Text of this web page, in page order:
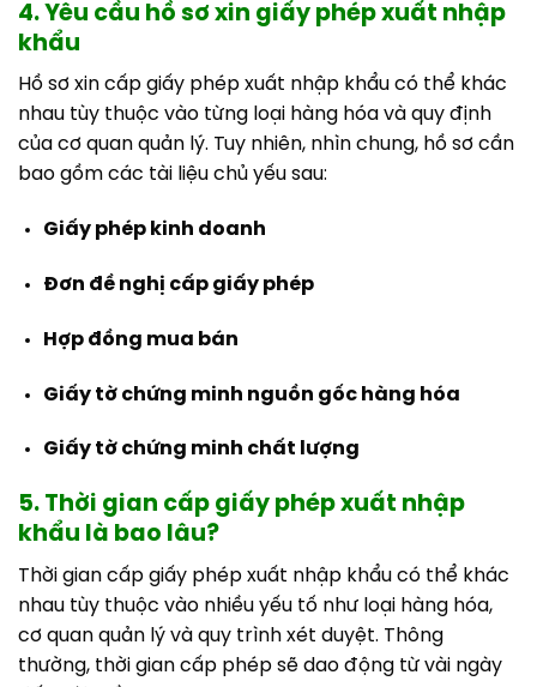
4. Yêu cầu hồ sơ xin giấy phép xuất nhập
khẩu
Hồ sơ xin cấp giấy phép xuất nhập khẩu có thể khác
nhau tùy thuộc vào từng loại hàng hóa và quy định
của cơ quan quản lý. Tuy nhiên, nhìn chung, hồ sơ cần
bao gồm các tài liệu chủ yếu sau:
Giấy phép kinh doanh
Đơn đề nghị cấp giấy phép
Hợp đồng mua bán
Giấy tờ chứng minh nguồn gốc hàng hóa
Giấy tờ chứng minh chất lượng
5. Thời gian cấp giấy phép xuất nhập
khẩu là bao lâu?
Thời gian cấp giấy phép xuất nhập khẩu có thể khác
nhau tùy thuộc vào nhiều yếu tố như loại hàng hóa,
cơ quan quản lý và quy trình xét duyệt. Thông
thường, thời gian cấp phép sẽ dao động từ vài ngày